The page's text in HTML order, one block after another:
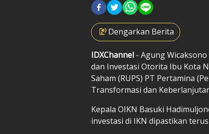
Dengarkan Berita
IDXChannel - Agung
dan Investasi Otorita Ibu Kota
Saham (RUPS) PT Pertamina
Transformasi dan
Kepala OIKN Basuki
investasi di IKN dipastikan